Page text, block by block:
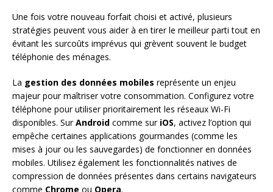
Une fois votre nouveau forfait choisi et activé, plusieurs
stratégies peuvent vous aider à en tirer le meilleur parti tout en
évitant les surcoûts imprévus qui grèvent souvent le budget
téléphonie des ménages.
La gestion des données mobiles représente un enjeu
majeur pour maîtriser votre consommation. Configurez votre
téléphone pour utiliser prioritairement les réseaux Wi-Fi
disponibles. SurAndroid comme sur iOS, activez l’option qui
empêche certaines applications gourmandes (comme les
mises à jour ou les sauvegardes) de fonctionner en données
mobiles. Utilisez également les fonctionnalités natives de
compression de données présentes dans certains navigateurs
comme Chrome ou Opera.